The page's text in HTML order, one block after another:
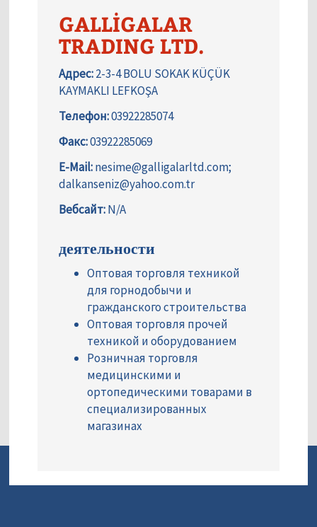
GALLİGALAR
TRADING LTD.
Адрес:2-3-4 BOLU SOKAK KÜÇÜK
KAYMAKLI LEFKOŞA
Телефон:03922285074
Факс:03922285069
E-Mail:nesime@galligalarltd.com;
dalkanseniz@yahoo.com.tr
Вебсайт:N/A
деятельности
Оптовая торговля техникой
для горнодобычи и
гражданского строительства
Оптовая торговля прочей
техникой и оборудованием
Розничная торговля
медицинскими и
ортопедическими товарами в
специализированных
магазинах